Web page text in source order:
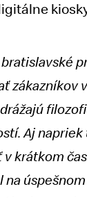
zákazníkov
Aj
krátkom
úspešnom